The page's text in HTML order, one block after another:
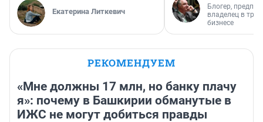
Екатерина Литкевич
Блогер,
владелец в
бизнесе
РЕКОМЕНДУЕМ
«Мне должны 17 млн, но банку плачу
я»: почему в Башкирии обманутые в
ИЖС не могут добиться правды